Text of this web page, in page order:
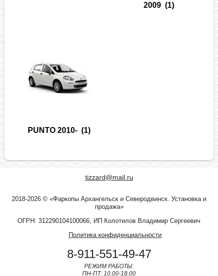
2009(1)
PUNTO 2010- (1)
tizzard@mail.ru
2018-2026 © «Фаркопы Архангельск и Северодвинск. Установка и
продажа»
ОГРН: 312290104100066, ИП Колотилов Владимир Сергеевич
Политика конфиденциальности
8-911-551-49-47
РЕЖИМ РАБОТЫ:
ПН-ПТ: 10.00-18.00